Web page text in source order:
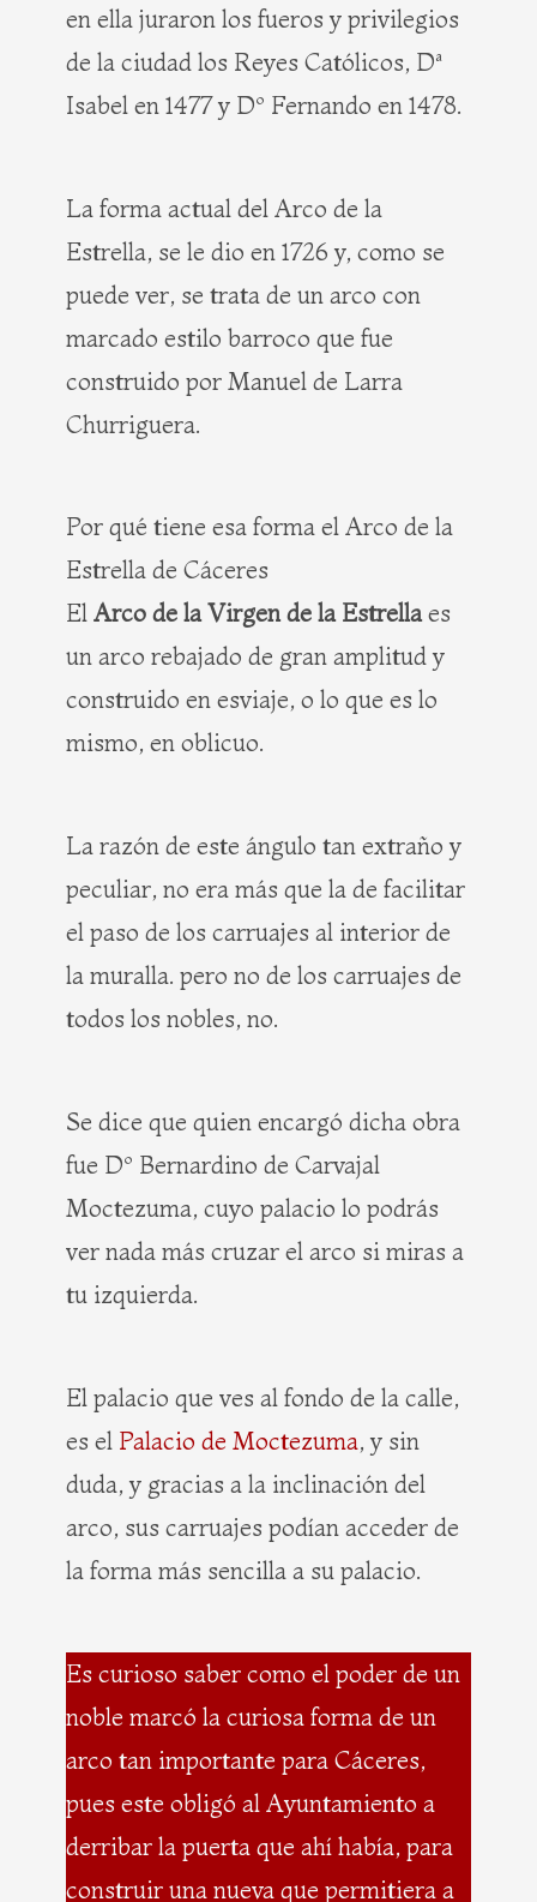
en ella juraron los fueros y privilegios
de la ciudad los Reyes Católicos, Dª
Isabel en 1477 y Dº Fernando en 1478.
La forma actual del Arco de la
Estrella, se le dio en 1726 y, como se
puede ver, se trata de un arco con
marcado estilo barroco que fue
construido por Manuel de Larra
Churriguera.
Por qué tiene esa forma el Arco de la
Estrella de Cáceres
El Arco de la Virgen de la Estrellaes
un arco rebajado de gran amplitud y
construido en esviaje, o lo que es lo
mismo, en oblicuo.
La razón de este ángulo tan extraño y
peculiar, no era más que la de facilitar
el paso de los carruajes al interior de
la muralla. pero no de los carruajes de
todos los nobles, no.
Se dice que quien encargó dicha obra
fue Dº Bernardino de Carvajal
Moctezuma, cuyo palacio lo podrás
ver nada más cruzar el arco si miras a
tu izquierda.
El palacio que ves al fondo de la calle,
es el Palacio de Moctezuma, y sin
duda, y gracias a la inclinación del
arco, sus carruajes podían acceder de
la forma más sencilla a su palacio.
Es curioso saber como el poder de un
noble marcó la curiosa forma de un
arco tan importante para Cáceres,
pues este obligó al Ayuntamiento a
derribar la puerta que ahí había, para
construir una nueva que permitiera a